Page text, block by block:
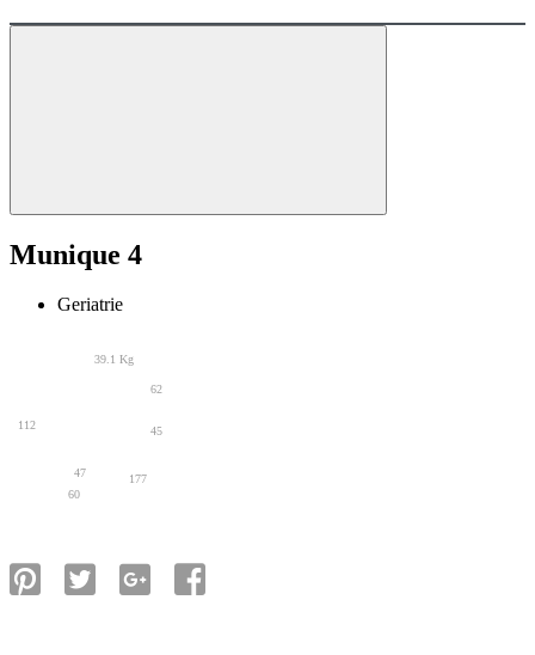
Munique 4
Geriatrie
112
47
60
177
45
62
39.1 Kg